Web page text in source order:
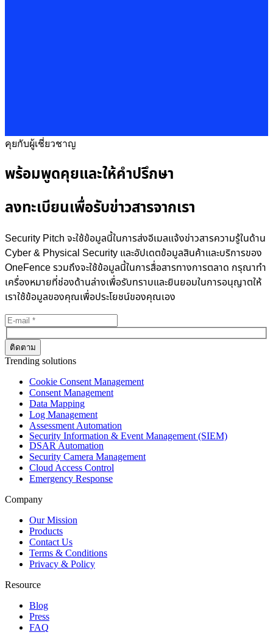
คุยกับผู้เชี่ยวชาญ
พร้อมพูดคุยและให้คำปรึกษา
ลงทะเบียนเพื่อรับข่าวสารจากเรา
Security Pitch จะใช้ข้อมูลนี้ในการส่งอีเมลแจ้งข่าวสารความรู้ในด้าน
Cyber & Physical Security และอัปเดตข้อมูลสินค้าและบริการของ
OneFence รวมถึงจะใช้ข้อมูลนี้ในการสื่อสารทางการตลาด กรุณาทำ
เครื่องหมายที่ช่องด้านล่างเพื่อรับทราบและยินยอมในการอนุญาตให้
เราใช้ข้อมูลของคุณเพื่อประโยชน์ของคุณเอง
Trending solutions
Cookie Consent Management
Consent Management
Data Mapping
Log Management
Assessment Automation
Security Information & Event Management (SIEM)
DSAR Automation
Security Camera Management
Cloud Access Control
Emergency Response
Company
Our Mission
Products
Contact Us
Terms & Conditions
Privacy & Policy
Resource
Blog
Press
FAQ